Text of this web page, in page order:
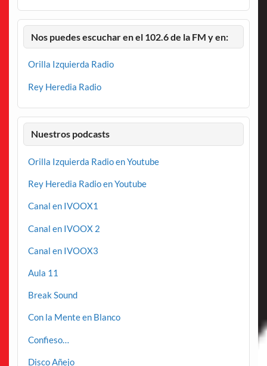
Nos puedes escuchar en el 102.6 de la FM y en:
Orilla Izquierda Radio
Rey Heredia Radio
Nuestros podcasts
Orilla Izquierda Radio en Youtube
Rey Heredia Radio en Youtube
Canal en IVOOX1
Canal en IVOOX 2
Canal en IVOOX3
Aula 11
Break Sound
Con la Mente en Blanco
Confieso…
Disco Añejo